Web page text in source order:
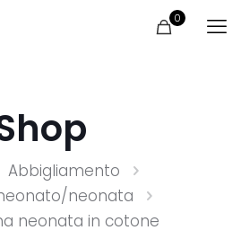
0
Abbigliamento
neonata
neonata in cotone